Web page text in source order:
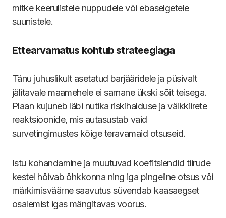
mitke keerulistele nuppudele või ebaselgetele
suunistele.
Ettearvamatus kohtub strateegiaga
Tänu juhuslikult asetatud barjääridele ja püsivalt
jälitavale maamehele ei sarnane ükski sõit teisega.
Plaan kujuneb läbi nutika riskihalduse ja välkkiirete
reaktsioonide, mis autasustab vaid
survetingimustes kõige teravamaid otsuseid.
Istu kohandamine ja muutuvad koefitsiendid tiirude
kestel hõivab õhkkonna ning iga pingeline otsus või
märkimisväärne saavutus süvendab kaasaegset
osalemist igas mängitavas voorus.